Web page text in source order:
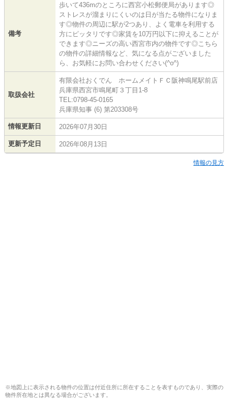
備考
歩いて436mのところに西宮小松郵便局があります◎
ストレスが溜まりにくいのは日が当たる物件になりま
す◎物件の周辺に駅が2つあり、よく電車を利用する
方にピッタリです◎家賃を10万円以下に抑えることが
できます◎ニーズの高い西宮市内の物件です◎こちら
の物件の詳細情報など、気になる点がございました
ら、お気軽にお問い合わせください(^o^)
取扱会社
有限会社おくでん ホームメイトＦＣ阪神鳴尾駅前店
兵庫県西宮市鳴尾町３丁目1-8
TEL:0798-45-0165
兵庫県知事 (6) 第203308号
情報更新日 2026年07月30日
更新予定日 2026年08月13日
情報の見方
※地図上に表示される物件の位置は付近住所に所在することを表すものであり、実際の
物件所在地とは異なる場合がございます。